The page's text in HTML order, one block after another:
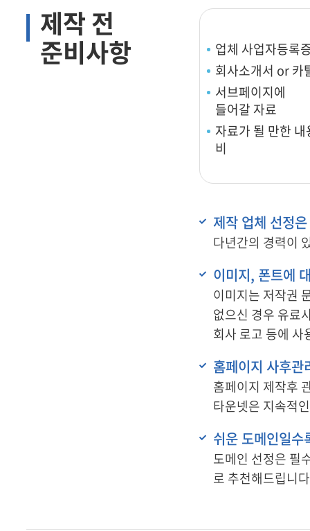
쇼핑몰 운영관리 쇼핑
제작 전
준비사항
업체 사업자등록
회사소개서 or 카
서브페이지에
들어갈 자료
자료가 될 만한 내
비
제작 업체 선정
다년간의 경력이
이미지, 폰트에
이미지는 저작권
없으신 경우 유료
회사 로고 등에 사
홈페이지 사후관
홈페이지 제작후
타운넷은 지속적
쉬운 도메인일수
도메인 선정은 필
로 추천해드립니